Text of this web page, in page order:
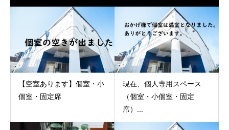
【空室あります】個室・小
個室・固定席
現在、個人専用スペース
（個室・小個室・固定
席）...